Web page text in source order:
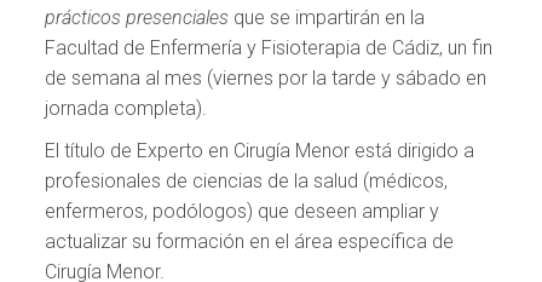
prácticos presenciales que se impartirán en la
Facultad de Enfermería y Fisioterapia de Cádiz, un fin
de semana al mes (viernes por la tarde y sábado en
jornada completa).
El título de Experto en Cirugía Menor está dirigido a
profesionales de ciencias de la salud (médicos,
enfermeros, podólogos) que deseen ampliar y
actualizar su formación en el área específica de
Cirugía Menor.